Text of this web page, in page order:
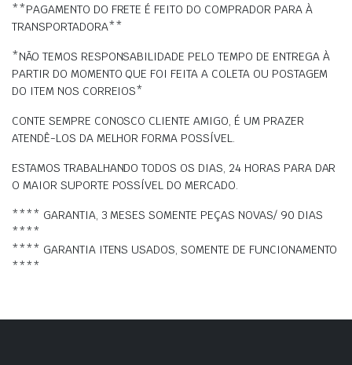
**PAGAMENTO DO FRETE É FEITO DO COMPRADOR PARA À
TRANSPORTADORA**
*NÃO TEMOS RESPONSABILIDADE PELO TEMPO DE ENTREGA À
PARTIR DO MOMENTO QUE FOI FEITA A COLETA OU POSTAGEM
DO ITEM NOS CORREIOS*
CONTE SEMPRE CONOSCO CLIENTE AMIGO, É UM PRAZER
ATENDÊ-LOS DA MELHOR FORMA POSSÍVEL.
ESTAMOS TRABALHANDO TODOS OS DIAS, 24 HORAS PARA DAR
O MAIOR SUPORTE POSSÍVEL DO MERCADO.
**** GARANTIA, 3 MESES SOMENTE PEÇAS NOVAS/ 90 DIAS
****
**** GARANTIA ITENS USADOS, SOMENTE DE FUNCIONAMENTO
****